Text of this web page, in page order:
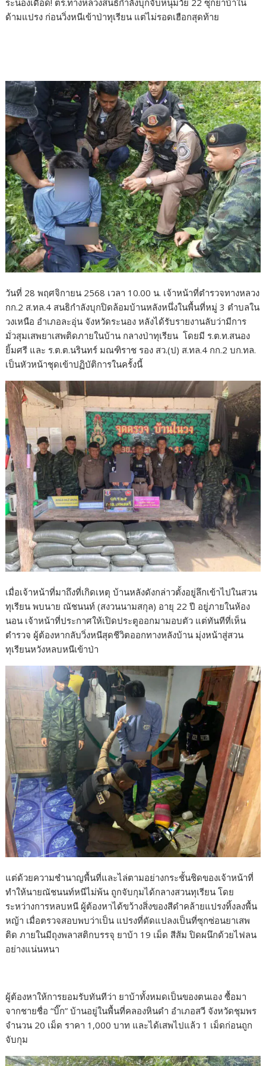
e
k
itte ar
ด้ามแปรง ก่อนวิ่งหนีเข้าป่าทุเรียน แต่ไม่รอดเฮือกสุดท้าย
วันที่ 28 พฤศจิกายน 2568 เวลา 10.00 น. เจ้าหน้าที่ตำรวจทางหลวง
กก.2 ส.ทล.4 สนธิกำลังบุกปิดล้อมบ้านหลังหนึ่งในพื้นที่หมู่ 3 ตำบลใน
วงเหนือ อำเภอละอุ่น จังหวัดระนอง หลังได้รับรายงานลับว่ามีการ
มั่วสุมเสพยาเสพติดภายในบ้าน กลางป่าทุเรียน โดยมี ร.ต.ท.สนอง
ยิ้มศรี และ ร.ต.ต.นรินทร์ มณฑิราช รอง สว.(ป) ส.ทล.4 กก.2 บก.ทล.
เป็นหัวหน้าชุดเข้าปฏิบัติการในครั้งนี้
เมื่อเจ้าหน้าที่มาถึงที่เกิดเหตุ บ้านหลังดังกล่าวตั้งอยู่ลึกเข้าไปในสวน
ทุเรียน พบนาย ณัชนนท์ (สงวนนามสกุล) อายุ 22 ปี อยู่ภายในห้อง
นอน เจ้าหน้าที่ประกาศให้เปิดประตูออกมามอบตัว แต่ทันทีที่เห็น
ตำรวจ ผู้ต้องหากลับวิ่งหนีสุดชีวิตออกทางหลังบ้าน มุ่งหน้าสู่สวน
ทุเรียนหวังหลบหนีเข้าป่า
แต่ด้วยความชำนาญพื้นที่และไล่ตามอย่างกระชั้นชิดของเจ้าหน้าที่
ทำให้นายณัชนนท์หนีไม่พ้น ถูกจับกุมได้กลางสวนทุเรียน โดย
ระหว่างการหลบหนี ผู้ต้องหาได้ขว้างสิ่งของสีดำคล้ายแปรงทิ้งลงพื้น
หญ้า เมื่อตรวจสอบพบว่าเป็น แปรงที่ดัดแปลงเป็นที่ซุกซ่อนยาเสพ
ติด ภายในมีถุงพลาสติกบรรจุ ยาบ้า 19 เม็ด สีส้ม ปิดผนึกด้วยไฟลน
อย่างแน่นหนา
ผู้ต้องหาให้การยอมรับทันทีว่า ยาบ้าทั้งหมดเป็นของตนเอง ซื้อมา
จากชายชื่อ “บิ๊ก” บ้านอยู่ในพื้นที่คลองหินดำ อำเภอสวี จังหวัดชุมพร
จำนวน 20 เม็ด ราคา 1,000 บาท และได้เสพไปแล้ว 1 เม็ดก่อนถูก
จับกุม